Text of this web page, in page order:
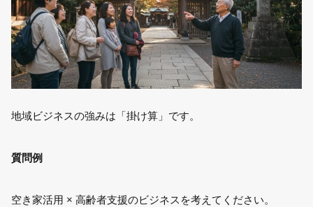
地域ビジネスの強みは「掛け算」です。
質問例
空き家活用 × 高齢者支援のビジネスを考えてください。